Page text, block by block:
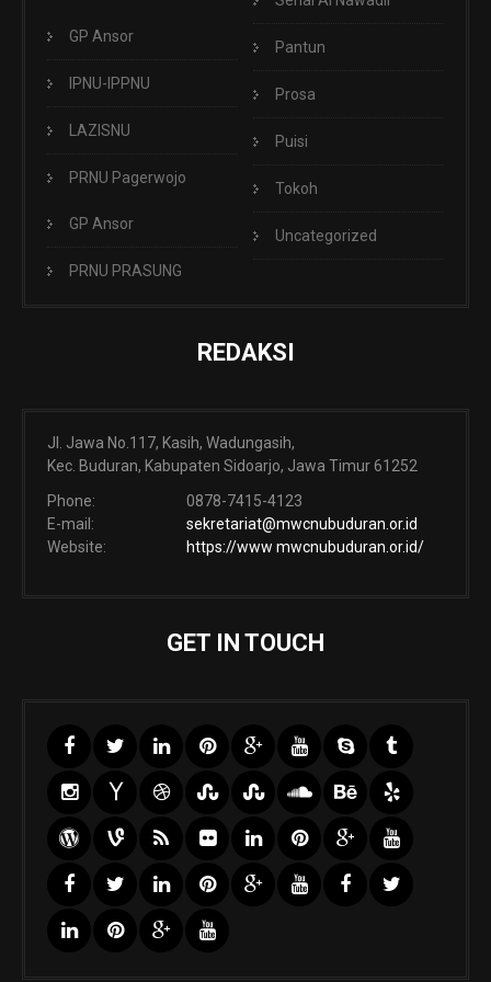
GP Ansor
IPNU-IPPNU
LAZISNU
PRNU Pagerwojo
GP Ansor
PRNU PRASUNG
Pantun
Prosa
Puisi
Tokoh
Uncategorized
REDAKSI
Jl. Jawa No.117, Kasih, Wadungasih,
Kec. Buduran, Kabupaten Sidoarjo, Jawa Timur 61252
Phone:
0878-7415-4123
E-mail:
sekretariat@mwcnubuduran.or.id
Website:
https://www mwcnubuduran.or.id/
GET IN TOUCH